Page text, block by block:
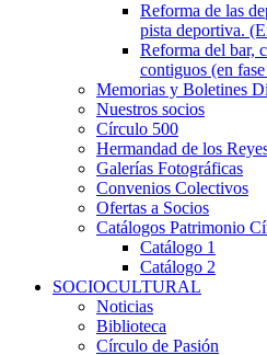
Reforma de las
pista deportiva.
Reforma del bar,
contiguos (en
Memorias y Boletines
Nuestros socios
Círculo 500
Hermandad de los
Galerías Fotográficas
Convenios Colectivos
Ofertas a Socios
Catálogos Patrimonio
Catálogo 1
Catálogo 2
SOCIOCULTURAL
Noticias
Biblioteca
Círculo de Pasión